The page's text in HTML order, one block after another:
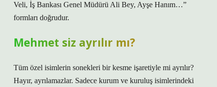
Veli, İş Bankası Genel Müdürü Ali Bey, Ayşe Hanım…”
formları doğrudur.
Mehmet siz ayrılır mı?
Tüm özel isimlerin sonekleri bir kesme işaretiyle mi ayrılır?
Hayır, ayrılamazlar. Sadece kurum ve kuruluş isimlerindeki